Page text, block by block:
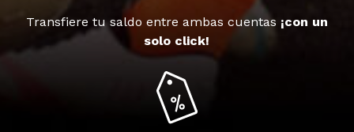
Transfiere tu saldo entre ambas cuentas ¡con un
solo click!